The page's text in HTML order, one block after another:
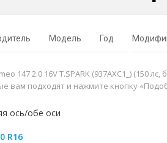
Модель Год
2.0 16V T.SPARK (937AXC1_) (150
вам подходят и нажмите кнопку
ось/обе оси
R16